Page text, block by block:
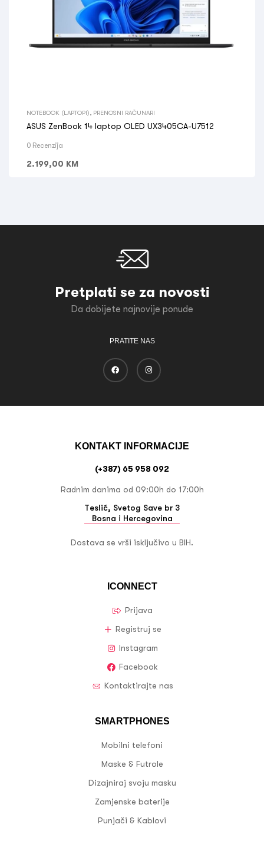
NOTEBOOK (LAPTOPI) PRENOSNI RAČUNARI
ASUS ZenBook 14 laptop OLED UX3405CA-U7512
0 Recenzija
2.199,00 KM
Pretplati se za novosti
Da dobijete najnovije ponude
PRATITE NAS
ICONNECT
Prijava
Registruj se
Instagram
Facebook
Kontaktirajte nas
SMARTPHONES
Mobilni telefoni
Maske & Futrole
Dizajniraj svoju masku
Zamjenske baterije
Punjači & Kablovi
KONTAKT INFORMACIJE
(+387) 65 958 092
Radnim danima od 09:00h do 17:00h
Teslić, Svetog Save br 3
Bosna i Hercegovina
Dostava se vrši isključivo u BIH.